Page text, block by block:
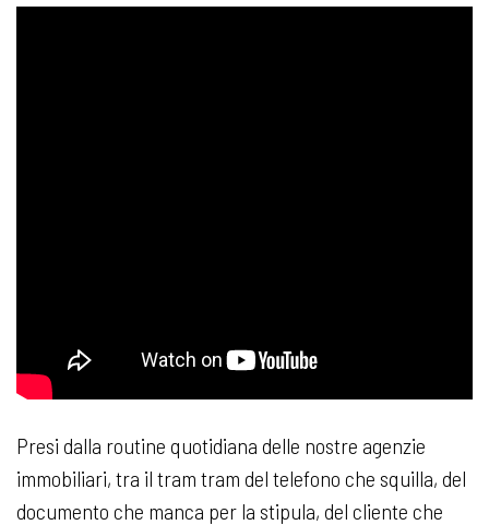
Presi dalla routine quotidiana delle nostre agenzie
immobiliari, tra il tram tram del telefono che squilla, del
documento che manca per la stipula, del cliente che